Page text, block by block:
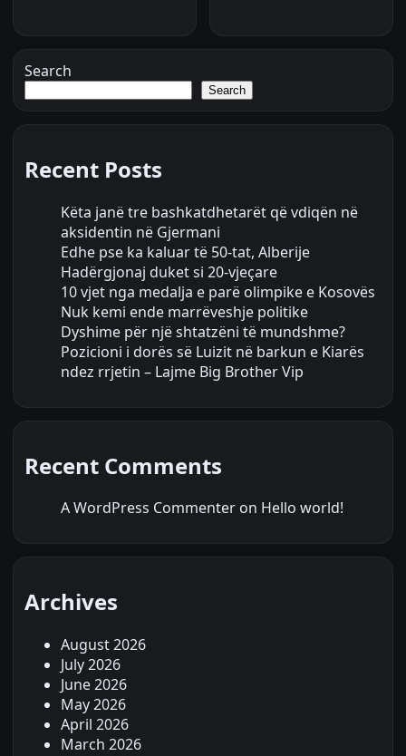
Search
Search
Recent Posts
Këta janë tre bashkatdhetarët që vdiqën në
aksidentin në Gjermani
Edhe pse ka kaluar të 50-tat, Alberije
Hadërgjonaj duket si 20-vjeçare
10 vjet nga medalja e parë olimpike e Kosovës
Nuk kemi ende marrëveshje politike
Dyshime për një shtatzëni të mundshme?
Pozicioni i dorës së Luizit në barkun e Kiarës
ndez rrjetin – Lajme Big Brother Vip
Recent Comments
A WordPress Commenter on Hello world!
Archives
August 2026
July 2026
June 2026
May 2026
April 2026
March 2026